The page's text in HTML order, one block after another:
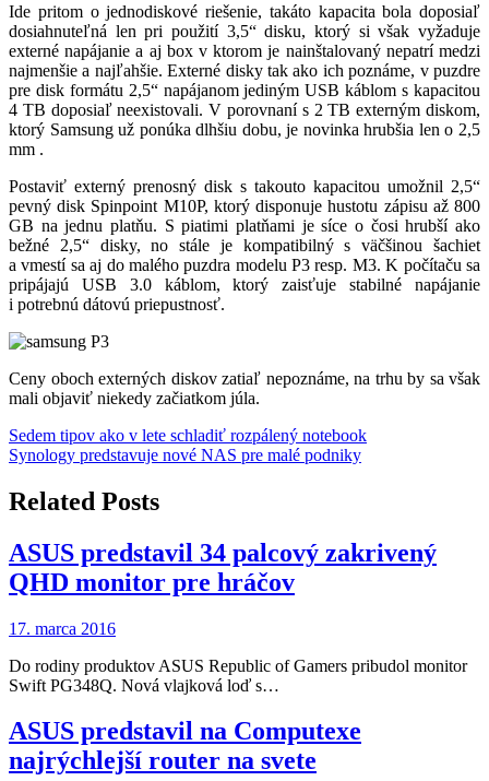
Ide pritom o jednodiskové riešenie, takáto kapacita bola doposiaľ
dosiahnuteľná len pri použití 3,5“ disku, ktorý si však vyžaduje
externé napájanie a aj box v ktorom je nainštalovaný nepatrí medzi
najmenšie a najľahšie. Externé disky tak ako ich poznáme, v puzdre
pre disk formátu 2,5“ napájanom jediným USB káblom s kapacitou
4 TB doposiaľ neexistovali. V porovnaní s 2 TB externým diskom,
ktorý Samsung už ponúka dlhšiu dobu, je novinka hrubšia len o 2,5
mm .
Postaviť externý prenosný disk s takouto kapacitou umožnil 2,5“
pevný disk Spinpoint M10P, ktorý disponuje hustotu zápisu až 800
GB na jednu platňu. S piatimi platňami je síce o čosi hrubší ako
bežné 2,5“ disky, no stále je kompatibilný s väčšinou šachiet
a vmestí sa aj do malého puzdra modelu P3 resp. M3. K počítaču sa
pripájajú USB 3.0 káblom, ktorý zaisťuje stabilné napájanie
i potrebnú dátovú priepustnosť.
Ceny oboch externých diskov zatiaľ nepoznáme, na trhu by sa však
mali objaviť niekedy začiatkom júla.
Navigácia
v
článku
Sedem tipov ako v lete schladiť rozpálený notebook
Synology predstavuje nové NAS pre malé podniky
Related Posts
ASUS predstavil 34 palcový zakrivený
QHD monitor pre hráčov
17. marca 2016
Do rodiny produktov ASUS Republic of Gamers pribudol monitor
Swift PG348Q. Nová vlajková loď s…
ASUS predstavil na Computexe
najrýchlejší router na svete